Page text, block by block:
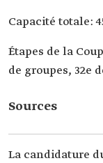
Capacité totale:
Étapes de la
de groupes, 32e
Sources
La candidature